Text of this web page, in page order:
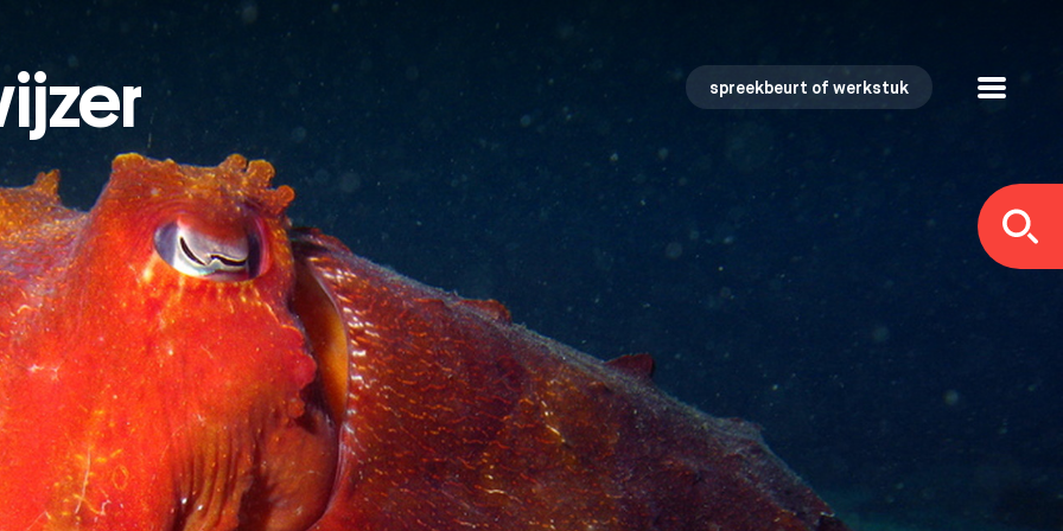
spreekbeurt of werkstuk